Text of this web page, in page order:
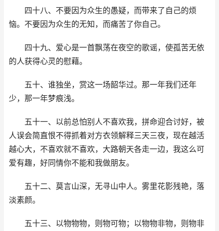
四十八、不要因为众生的愚疑，而带来了自己的烦
恼。不要因为众生的无知，而痛苦了你自己。
四十九、爱心是一首飘荡在夜空的歌谣，使孤苦无依
的人获得心灵的慰藉。
五十、谁独坐，赏这一场韶华过。那一年我们还年
少，那一年梦痕浅。
五十一、以前总怕别人不喜欢我，拼命迎合讨好，被
人误会简直恨不得抓着对方衣领解释三天三夜，现在越活
越心大，不喜欢就不喜欢，大路朝天各走一边，我这么可
爱有趣，好同情你不能和我做朋友。
五十二、莫言山深，无寻山中人。雾里花影残艳，落
淡素颜。
五十三、以物物物，则物可物；以物物非物，则物非